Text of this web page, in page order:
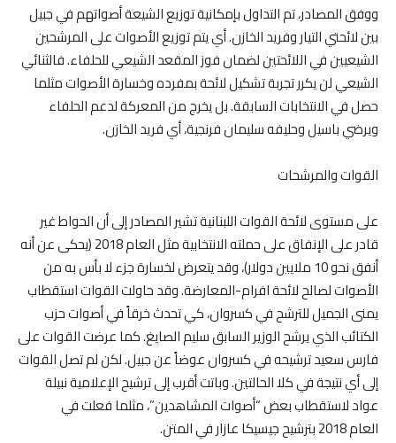
ووفق المصادر، تم التداول بإمكانية توزيع الشيعة أصواتهم في جبيل
بين لائحتي التيار وفريد الخازن. أي يتم توزيع الأصوات على المرشحين
الشيعيين في اللائحتين لضمان فوز المقعد الشيعي للحلفاء. فالثنائي
الشيعي لن يكرر تجربة تشكيل لائحة بمفرده وخسارة الأصوات مثلما
حصل في الانتخابات السابقة. بل يخرج من المعركة لدعم الحلفاء
ويرضي باسيل وحليفه سليمان فرنجية، أي فريد الخازن.
القوات والمرشحات
على مستوى لائحة القوات اللبنانية تشير المصادر إلى أن الحواط غير
قادر على الإنفاق على حملته الانتخابية مثل العام 2018 (يحكى عن أنه
أنفق نحو 10 ملايين دولار)، وقد يتعرض لخسارة جزء لا بأس به من
الأصوات لصالح لائحة افرام-المعارضة. وقد حاولت القوات استقطاب
يمنى الجميل للترشح في كسروان، كي تحدث خرقاً في أصوات حزب
الكتائب الذي يرشح الوزير السابق سليم الصايغ. كما عرضت القوات على
فارس سعيد ترشيحه في كسروان عوضاً عن جبيل. لكن لم تصل القوات
إلى أي نتيجة في كلا الحالتين. وباتت أقرب إلى ترشيح الإعلامية نبيلة
عواد لاستقطاب بعض “أصوات المشاهدين”، مثلما فعلت في
العام 2018 بترشيح جيسيكا عازار في المتن.